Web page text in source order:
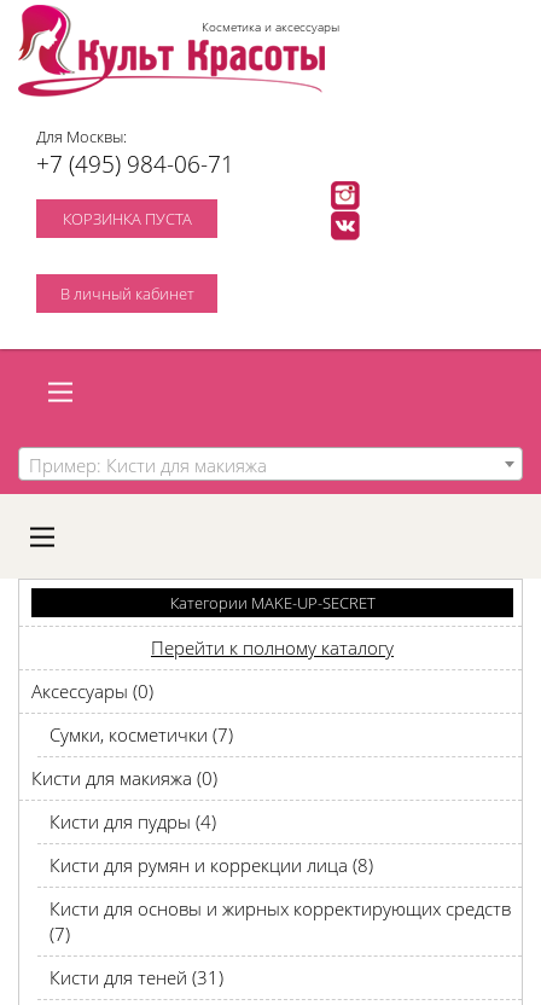
Косметика и аксессуары
Для Москвы:
+7 (495) 984-06-71
КОРЗИНКА ПУСТА
В личный кабинет
Пример: Кисти для макияжа
A
C
D
Категории MAKE-UP-SECRET
Перейти к полному каталогу
Аксессуары (0)
Сумки, косметички (7)
Кисти для макияжа (0)
Кисти для пудры (4)
Кисти для румян и коррекции лица (8)
Кисти для основы и жирных корректирующих средств
(7)
Кисти для теней (31)